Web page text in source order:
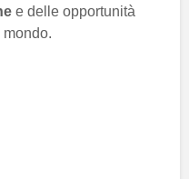
e delle opportunità